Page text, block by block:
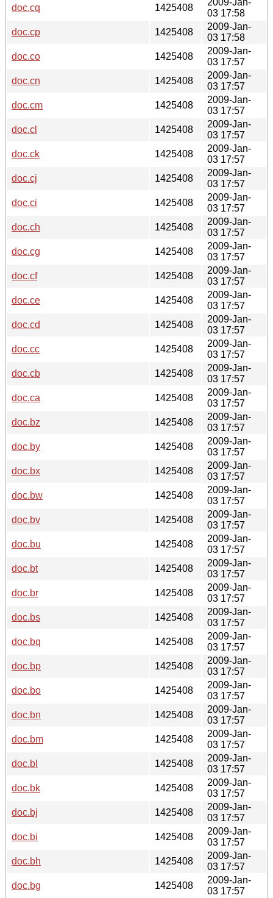
doc.cq
1425408
03 17:58
doc.cp
1425408
2009-Jan-
03 17:58
doc.co
1425408
2009-Jan-
03 17:57
doc.cn
1425408
2009-Jan-
03 17:57
doc.cm
1425408
2009-Jan-
03 17:57
doc.cl
1425408
2009-Jan-
03 17:57
doc.ck
1425408
2009-Jan-
03 17:57
doc.cj
1425408
2009-Jan-
03 17:57
doc.ci
1425408
2009-Jan-
03 17:57
doc.ch
1425408
2009-Jan-
03 17:57
doc.cg
1425408
2009-Jan-
03 17:57
doc.cf
1425408
2009-Jan-
03 17:57
doc.ce
1425408
2009-Jan-
03 17:57
doc.cd
1425408
2009-Jan-
03 17:57
doc.cc
1425408
2009-Jan-
03 17:57
doc.cb
1425408
2009-Jan-
03 17:57
doc.ca
1425408
2009-Jan-
03 17:57
doc.bz
1425408
2009-Jan-
03 17:57
doc.by
1425408
2009-Jan-
03 17:57
doc.bx
1425408
2009-Jan-
03 17:57
doc.bw
1425408
2009-Jan-
03 17:57
doc.bv
1425408
2009-Jan-
03 17:57
doc.bu
1425408
2009-Jan-
03 17:57
doc.bt
1425408
2009-Jan-
03 17:57
doc.br
1425408
2009-Jan-
03 17:57
doc.bs
1425408
2009-Jan-
03 17:57
doc.bq
1425408
2009-Jan-
03 17:57
doc.bp
1425408
2009-Jan-
03 17:57
doc.bo
1425408
2009-Jan-
03 17:57
doc.bn
1425408
2009-Jan-
03 17:57
doc.bm
1425408
2009-Jan-
03 17:57
doc.bl
1425408
2009-Jan-
03 17:57
doc.bk
1425408
2009-Jan-
03 17:57
doc.bj
1425408
2009-Jan-
03 17:57
doc.bi
1425408
2009-Jan-
03 17:57
doc.bh
1425408
2009-Jan-
03 17:57
doc.bg
1425408
2009-Jan-
03 17:57